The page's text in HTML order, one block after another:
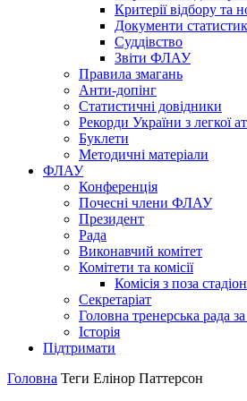
Критерії відбору та
Документи
Суддівство
Звіти ФЛАУ
Правила змагань
Анти-допінг
Статистичні довідники
Рекорди України з легкої
Буклети
Методичні матеріали
ФЛАУ
Конференція
Почесні члени ФЛАУ
Президент
Рада
Виконавчий комітет
Комітети та комісії
Комісія з поза
Секретаріат
Головна тренерська рада
Історія
Підтримати
Головна Теги Елінор Паттерсон